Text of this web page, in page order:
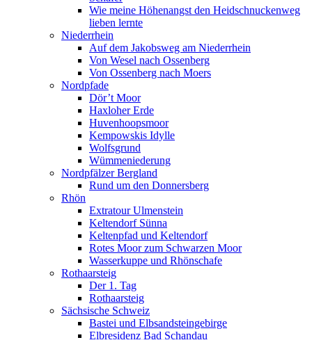
Wie meine Höhenangst den Heidschnuckenweg
lieben lernte
Niederrhein
Auf dem Jakobsweg am Niederrhein
Von Wesel nach Ossenberg
Von Ossenberg nach Moers
Nordpfade
Dör’t Moor
Haxloher Erde
Huvenhoopsmoor
Kempowskis Idylle
Wolfsgrund
Wümmeniederung
Nordpfälzer Bergland
Rund um den Donnersberg
Rhön
Extratour Ulmenstein
Keltendorf Sünna
Keltenpfad und Keltendorf
Rotes Moor zum Schwarzen Moor
Wasserkuppe und Rhönschafe
Rothaarsteig
Der 1. Tag
Rothaarsteig
Sächsische Schweiz
Bastei und Elbsandsteingebirge
Elbresidenz Bad Schandau